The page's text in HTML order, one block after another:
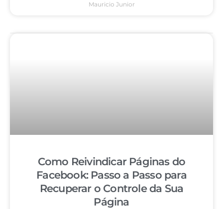
Mauricio Junior
Como Reivindicar Páginas do
Facebook: Passo a Passo para
Recuperar o Controle da Sua
Página